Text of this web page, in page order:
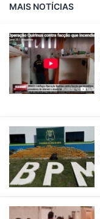
MAIS NOTÍCIAS